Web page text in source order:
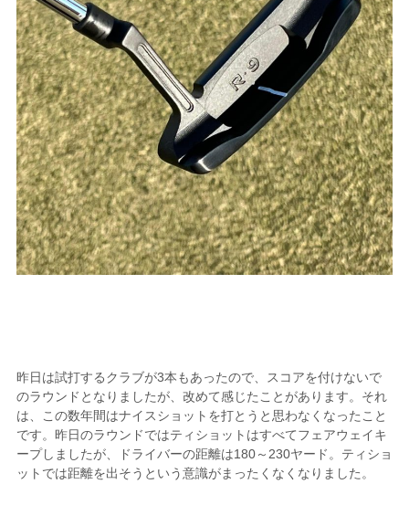
昨日は試打するクラブが3本もあったので、スコアを付けないで
のラウンドとなりましたが、改めて感じたことがあります。それ
は、この数年間はナイスショットを打とうと思わなくなったこと
です。昨日のラウンドではティショットはすべてフェアウェイキ
ープしましたが、ドライバーの距離は180～230ヤード。ティショ
ットでは距離を出そうという意識がまったくなくなりました。